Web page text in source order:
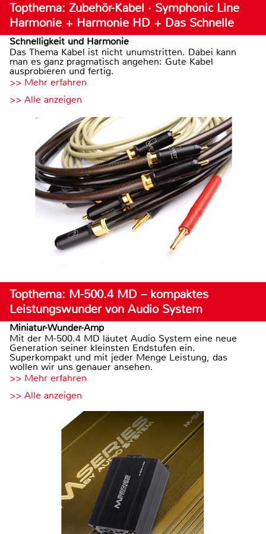
Topthema: Zubehör-Kabel · Symphonic Line
Harmonie + Harmonie HD + Das Schnelle
Schnelligkeit und Harmonie
Das Thema Kabel ist nicht unumstritten. Dabei kann
man es ganz pragmatisch angehen: Gute Kabel
ausprobieren und fertig.
>> Mehr erfahren
>> Alle anzeigen
Topthema: M-500.4 MD – kompaktes
Leistungswunder von Audio System
Miniatur-Wunder-Amp
Mit der M-500.4 MD läutet Audio System eine neue
Generation seiner kleinsten Endstufen ein.
Superkompakt und mit jeder Menge Leistung, das
wollen wir uns genauer ansehen.
>> Mehr erfahren
>> Alle anzeigen